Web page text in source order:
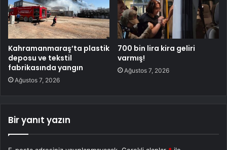
Kahramanmaraş’ta plastik
deposu ve tekstil
fabrikasında yangın
Ağustos 7, 2026
700 bin lira kira geliri
varmış!
Ağustos 7, 2026
Bir yanıt yazın